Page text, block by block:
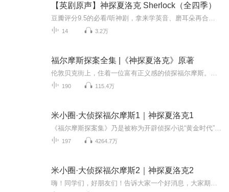
【英剧原声】神探夏洛克 Sherlock（全四季）
14 3.2万
福尔摩斯探案全集 |《神探夏洛克》原著
190 115.4万
米小圈·大侦探福尔摩斯1｜神探夏洛克1
197 4264.7万
米小圈·大侦探福尔摩斯2｜神探夏洛克2